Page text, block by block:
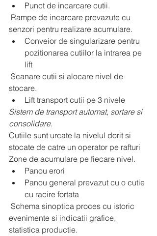
Punct de incarcare cutii.
senzori pentru realizare acumulare.
Conveior de singularizare pentru
pozitionarea cutiilor la intrarea pe
lift
stocare.
Lift transport cutii pe 3 nivele
Sistem de transport automat, sortare si
consolidare.
Cutiile sunt urcate la nivelul dorit si
stocate de catre un operator pe rafturi
Zone de acumulare pe fiecare nivel.
Panou erori
Panou general prevazut cu o cutie
cu racire fortata
evenimente si indicatii grafice,
statistica productie.